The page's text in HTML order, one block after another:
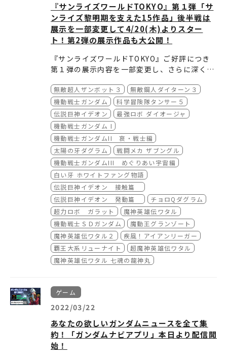
新作映画『劇場版シティーハンター 天使の涙
(エンジェルダスト)』の2023年秋公開を記念し
て、サンライズブランド作品初の漫画原作テレ
ビアニメシリーズとして1987年よりスタート
した『シティーハンター』を特集します。ご期
待ください。
＜展示作品一覧＞
シティーハンター （1987-1988）
シティーハンター２ （1988-1989）
シティーハンター 愛と宿命のマグナム （198
9）
シティーハンター３ （1989-1990）
シティーハンター ベイシティウォーズ （199
0）
シティーハンター 百万ドルの陰謀 （1990）
シティーハンター’91 （1991）
シティーハンタースペシャル ザ・シークレッ
ト・サービス （1996）
シティーハンタースペシャル グッド・バイ・
マイ・スイート・ハート （1997）
シティーハンタースペシャル 緊急生中継!?凶
悪犯冴羽獠の最期 （1999）
新作映画『劇場版シティーハンター 天使の涙
(エンジェルダスト)』は、【2023tハンマー】
【冴羽獠のスタンディパネル】を無料でご覧頂
ける常設展示エリアにて展示！
◎詳細や今後の展開は公式サイトなどでお知ら
せします。
hop/sunrise-world/
機動戦士ＳＤガンダム (1988-1990)
※対象作品：第1部 激闘編「ガンダム大地に立
てるか！？」～「頑駄無五人衆のもののけ退
治」
伝ワタル２ (1990-1991)
疾風！アイアンリーガー (1993-1994)・覇王
大系リューナイト (1994-1995)
■そして第3弾・スペシャルエキシビジョ
ン決定！
第3弾：「シティーハンターシリーズ」展
(仮称)
開催期間：2023年7月1日(土)～8月6日(日)
(エンジェルダスト)』の2023年秋公開を記念し
て、サンライズブランド作品初の漫画原作テレ
ビアニメシリーズとして1987年よりスタート
した『シティーハンター』を特集します。
どうぞご期待ください！
『サンライズワールドTOKYO』第１弾「サ
ンライズ黎明期を支えた15作品」後半戦は
展示を一部変更して4/20(木)よりスター
ト！第2弾の展示作品も大公開！
『サンライズワールドTOKYO』ご好評につき
第１弾の展示内容を一部変更し、さらに深く作
ひお楽しみください。
●第1弾「サンライズ黎明期を支えた15作品」
・会期後半：2023年4月20日(木)～2023年5月
8日(月)
・入場料：900円(税込) ※小学生以下は入場無
料
・入場特典：『伝説巨神イデオン』のメカニカ
ルデザイン樋口雄一による描き下ろしイラスト
の複製ミニ色紙(全1種) ※特典はなくなり次第
配布終了です。
＜展示作品一覧＞
無敵超人ザンボット3 (1977-1978)
無敵鋼人ダイターン3 (1978-1979)
機動戦士ガンダム (1979-1980)
科学冒険隊タンサー5 (1979-1980)
無敵ロボ トライダーG7 (1980-1981)
伝説巨神イデオン (1980-1981)
最強ロボ ダイオージャ (1981-1982)
機動戦士ガンダム Ⅰ (1981)
機動戦士ガンダム Ⅱ 哀・戦士編 (1981)
太陽の牙ダグラム (1981-1983)
戦闘メカ ザブングル (1982-1983)
機動戦士ガンダム Ⅲ めぐりあい宇宙編(1982)
白い牙 ホワイトファング物語 (1982)
伝説巨神イデオン 接触篇 (1982)
さらに、5月16日（火）からはスペシャルエキ
シビジョン第2弾‼
●第2弾「デフォルメロボットたちのビッグな
魅力」
会期：2023年5月16日(火)～2023年6月25日
(日)
放送から35周年を迎える『魔神英雄伝ワタル』
を筆頭にサンライズブランドが誇る
「デフォルメロボット」作品を特集します。
＜展示作品一覧＞
チョロQダグラム (1983)
超力ロボ ガラット (1984-1985)
※対象作品：第1部 激闘編「ガンダム大地に立
てるか！？」～「頑駄無五人衆のもののけ退
魔動王グランゾート (1989-1990)
魔神英雄伝ワタル２ (1990-1991)
疾風！アイアンリーガー (1993-1994)
https://bandainamco-am.co.jp/official_s
hop/sunrise-world/
無敵超人ザンボット３
無敵鋼人ダイターン３
機動戦士ガンダム
科学冒険隊タンサー５
伝説巨神イデオン
最強ロボ ダイオージャ
機動戦士ガンダム I
機動戦士ガンダムII 哀・戦士編
太陽の牙ダグラム
戦闘メカ ザブングル
機動戦士ガンダムIII めぐりあい宇宙編
白い牙 ホワイトファング物語
伝説巨神イデオン 接触篇
伝説巨神イデオン 発動篇
チョロQダグラム
超力ロボ ガラット
魔神英雄伝ワタル
機動戦士ＳＤガンダム
魔動王グランゾート
魔神英雄伝ワタル２
疾風！アイアンリーガー
覇王大系リューナイト
超魔神英雄伝ワタル
魔神英雄伝ワタル 七魂の龍神丸
ゲーム
2022/03/22
あなたの欲しいガンダムニュースを全て集
約！「ガンダムナビアプリ」本日より配信開
始！